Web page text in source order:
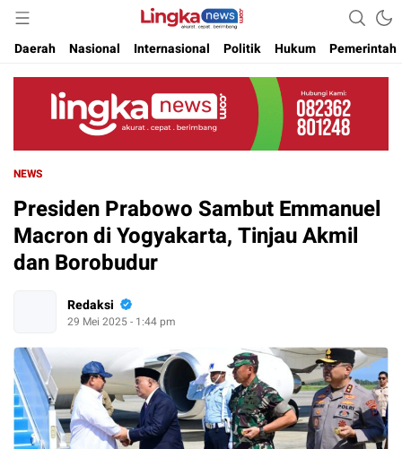
Lingkanews
Akurat. Cepat & Berimbang
Daerah
Nasional Internasional Politik Hukum Pemerintah
NEWS
Presiden Prabowo Sambut Emmanuel
Macron di Yogyakarta, Tinjau Akmil
dan Borobudur
Redaksi
29 Mei 2025 - 1:44 pm